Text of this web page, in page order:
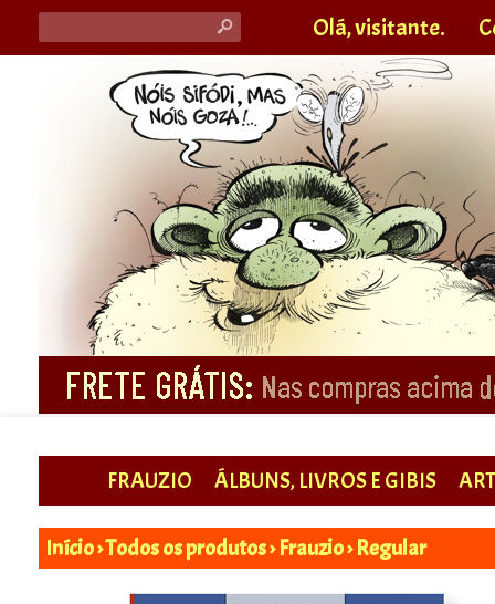
s Olá, visitante.
FRAUZIO ÁLBUNS, LIVROS E GIBIS
Início›Todos os produtos› Frauzio› Regular